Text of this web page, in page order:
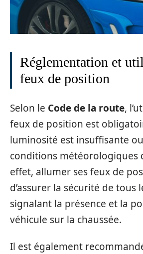
Réglementation et
feux de position
Selon le Code de la route,
feux de position est
luminosité est insuffisante
conditions météorologiques
effet, allumer ses feux de
d’assurer la sécurité de tous
signalant la présence et la
véhicule sur la chaussée.
Il est également